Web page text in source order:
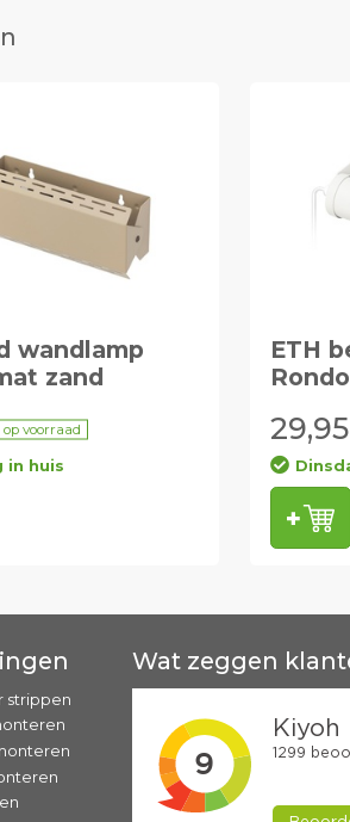
wandlamp
zand
op voorraad
in huis
ETH
29,95
strippen
Wat zeggen